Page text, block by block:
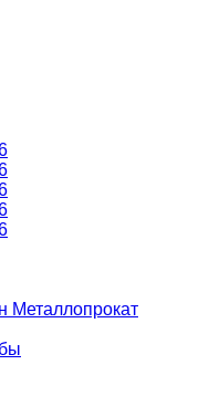
Металлопрокат